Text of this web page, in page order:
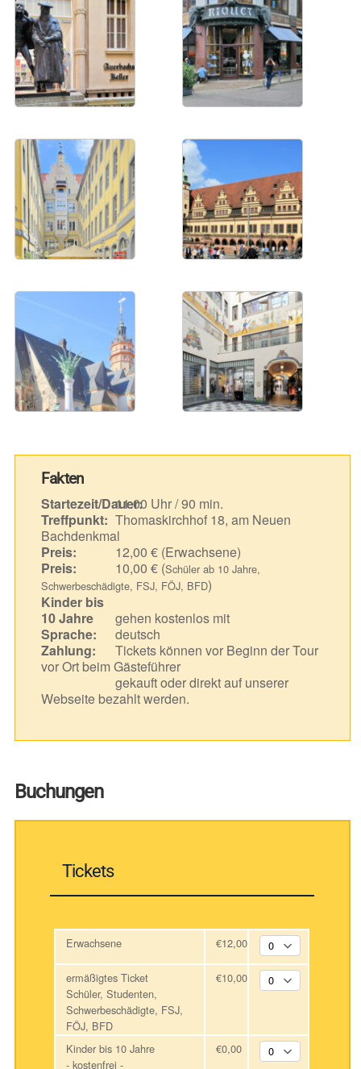
Fakten
Startezeit/Dauer:11.00 Uhr / 90 min.
Treffpunkt: Thomaskirchhof 18, am Neuen
Bachdenkmal
Preis:
12,00 € (Erwachsene)
Preis:
10,00 € (Schüler ab 10 Jahre,
Schwerbeschädigte, FSJ, FÖJ, BFD)
Kinder bis
10 Jahre
gehen kostenlos mit
Sprache:
deutsch
Zahlung:
Tickets können vor Beginn der Tour
vor Ort beim Gästeführer
gekauft oder direkt auf unserer
Webseite bezahlt werden.
Buchungen
Tickets
Erwachsene €12,00
ermäßigtes Ticket
Schüler, Studenten,
Schwerbeschädigte, FSJ,
FÖJ, BFD
€10,00
Kinder bis 10 Jahre
- kostenfrei -
€0,00